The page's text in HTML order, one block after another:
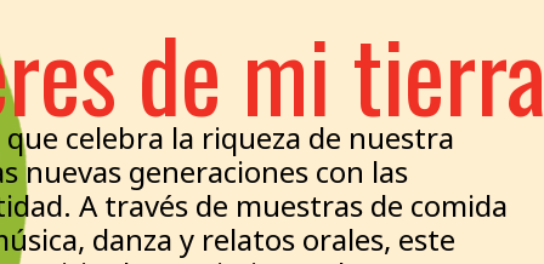
de mi tierra
celebra la riqueza de nuestra
nuevas generaciones con las
A través de muestras de comida
danza y relatos orales, este